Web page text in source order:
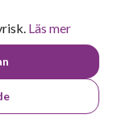
Läs mer